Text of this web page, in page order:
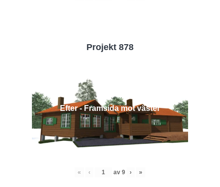
Projekt 878
Efter - Framsida mot väster
« ‹ av 9 › »